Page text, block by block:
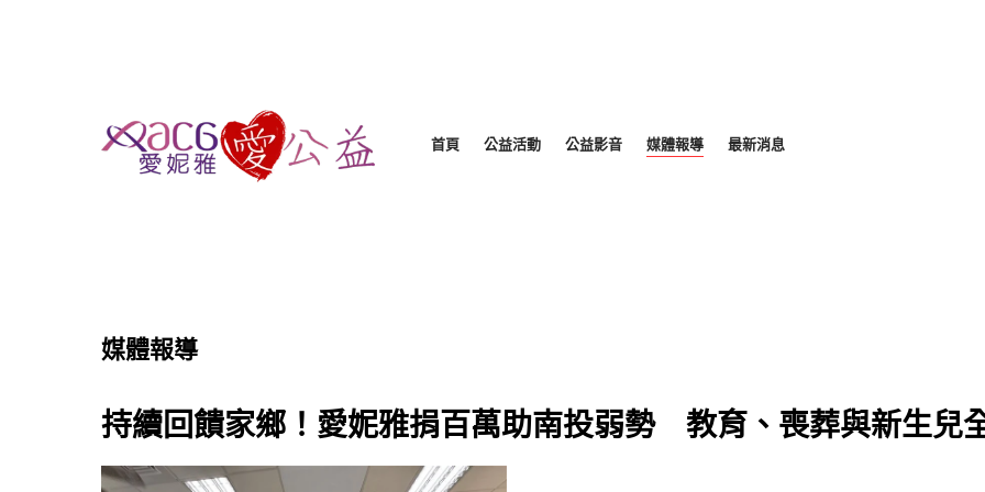
首頁 公益活動 公益影音 媒體報導 最新消息
媒體報導
持續回饋家鄉！愛妮雅捐百萬助南投弱勢 教育、喪葬與新生兒